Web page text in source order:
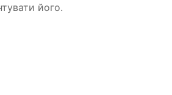
його.